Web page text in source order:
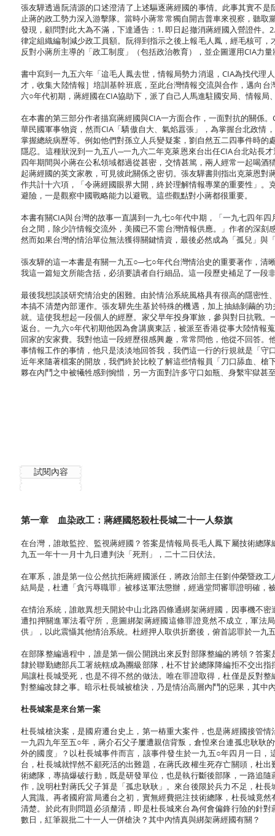
張友驊透過阮清源的口述澄清了上述驅逐蔣經國的事情。此事其實不
止蔣的政工勢力深入游擊隊。當時小蔣常常獨自開吉普車來視察，聽
發現，顧問對此大為不滿，下達通告：1. 即日起撤消蔣經國入營證件
律定組織編制減少政工員額。阮得到指示之後上報毛人鳳，經毛核可
反對小蔣所主導的「政工制度」（包括政治教育），並企圖運用CIA力
書中寫到一九五六年「迨毛人鳳去世，情報局勢力消退，CIA為找代
才，收集大陸情報］培訓基幹班底，至此台灣情報交流與合作，邁向
六○年代初期，蔣經國在CIA協助下，派了自己人馬進駐國安局、情報
在本書的第三部分作者描寫蔣經國與CIA一方面合作，一面對抗的關係
華民國軍事物資，然而CIA「驕傲自大、氣焰囂張」，為掌握台北政
掌握總統病歷等。例如他們對孫立人兵變疑案，劉自然五二四事件時
隱忍。這種狀況到一九五八─一九六二年克萊恩來台出任CIA台北站長
四年期間與小蔣在公私領域都過從甚密，交情甚篤，兩人經常一起喝
起蔣經國的英文家教，可見彼此關係之密切。張友驊書則指出克萊恩
作共計十六項，「令蔣經國眼界大開，終於理解情報專業的重要性」
避險，一是觀察中國戰略能力以避戰。這些觀點對小蔣都很重要。
本書有關CIA與台灣的故事一直講到一九七○年代中期，「一九七四年
台之間，除少許情報交流外，美國已不需台灣情報供應。」作者的深
然而如果台灣的情治單位無法獲得關鍵情資，最後必然成為「孤兒」與
張友驊的這一本書是有關一九五○─七○年代台灣情治史的重要著作，
我這一篇短文所能含括，必須要讀者自行細品。這一段歷史補足了一段
最後我想談談研究情治史的困難。由於情治系統風格具有很高的隱密
本搞不清楚內部運作。張友驊先生基於特殊的機遇，加上抽絲剝繭的
就。這使我想起一段個人的經歷。家父早年投身軍旅，參與對日抗戰
返台。一九六○年代初期他因為會講廣東話，被派至香港從事大陸情報
回家的安家費。我對他這一段經歷很感興趣，常常問他，他從不回答
事情報工作的事情，他只是淡淡地回答我，我們這一行的行規就是「
近年來隨著檔案的開放，我們終於比較了解這些情報員「刀口舔血、
夥在內鬥之中被犧牲感到惋惜，另一方面對許多守口如瓶、身繫牢獄甚
試閱內容
第一章 血染政工：蔣經國怒殺杜長城二十一人祭旗
在台灣，誰敢監控、監視蔣經國？答案是情報局長毛人鳳下屬技術總
九五一年十一月十九日遭判決「死刑」，二十二日伏法。
在軍系，誰是第一位公然抗拒蔣經國派任，將政治部主任劉仲榮暨政
結局是，杜遭「貪污辱職罪」被移送軍法懲辦，經過堂問審罪證明確，
在情治系統，誰敢異想天開於中山北路四條通綁架蔣經國，因事機不
遭扣押關進軍法看守所，意圖綁架蔣經國這條罪證竟然不成立，軍法
供」，以此震懾其他情治系統。杜經押人取供折磨後，俯首認罪於一九
在部隊整編過程中，誰是第一個公開跳出來反對部隊整編的將領？答
隸於聯勤總部兵工署統轄成為團級部隊，杜不甘於總隊降編拒不交出
局讓杜長城受死，也是不得不然的做法。唯在罪證取得，杜僅是反對
對整編改隸之事。暗示杜長城被槍決，乃是情治高層內鬥的惡果，其中
杜長城案是來台第一案
杜長城槍決案，是國府遷台史上，第一樁重大案件，也是蔣經國接管
一九四九年至五○年，蔣介石父子屢遭親信背叛，倉惶來台連孤忠耿耿
外的國度」？以杜長城事件而言，該事件發生於一九五○年四月一日
台，杜長城就悍然不顧死活的出難題，在蔣氏政權生死存亡關頭，杜
術總隊，專搞爆破行動，既是研發單位，也是執行斷後部隊，一路追
作，說明杜對蔣氏父子算是「孤忠耿耿」。來台後限於兵力不足，杜
人賞識。再者國府當局遷台之初，實無經費挹注技術總隊，杜長城竟
清楚。於此有則問題必須釐清，即是杜長城來台為何會偏鋒行險的針
數日，紅筆親批二十一人一併槍決？其中內情真與綁架蔣經國有關？